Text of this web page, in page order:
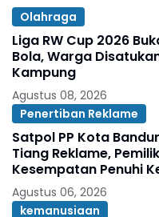
Olahraga
Liga RW Cup 2026
Bola, Warga
Kampung
Agustus 08, 2026
Penertiban Reklame
Satpol PP Kota
Tiang Reklame,
Kesempatan Penuhi
Agustus 06, 2026
kemanusiaan